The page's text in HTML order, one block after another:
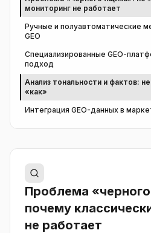
мониторинг не работает
Ручные и полуавтоматические
GEO
Специализированные GEO-
подход
Анализ тональности и фактов:
«как»
Интеграция GEO-данных в
Проблема
почему
не работает